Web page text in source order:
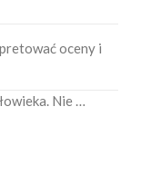
oceny i
Nie …